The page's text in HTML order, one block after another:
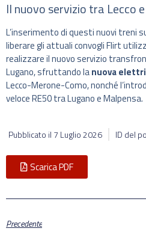
Il nuovo servizio tra Lecco
L’inserimento di questi nuovi treni
liberare gli attuali convogli Flirt
realizzare il nuovo servizio
Lugano, sfruttando lanuova
Lecco-Merone-Como, nonché
veloce RE50 tra Lugano e Malpensa.
Pubblicato il 7 Luglio 2026 ID del
Scarica PDF
Precedente